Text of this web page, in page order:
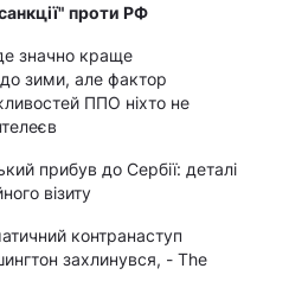
проти РФ
значно краще
до зими, але фактор
ППО ніхто не
прибув до Сербії: деталі
візиту
контранаступ
захлинувся, - The